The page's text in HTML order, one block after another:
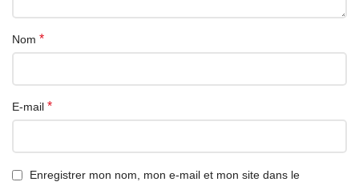
Nom *
E-mail *
Enregistrer mon nom, mon e-mail et mon site dans le